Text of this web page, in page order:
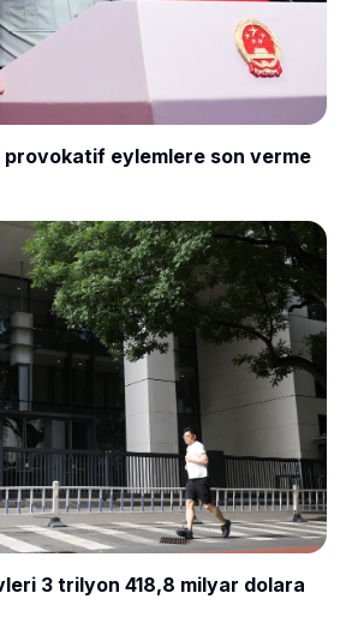
provokatif eylemlere son verme
3 trilyon 418,8 milyar dolara